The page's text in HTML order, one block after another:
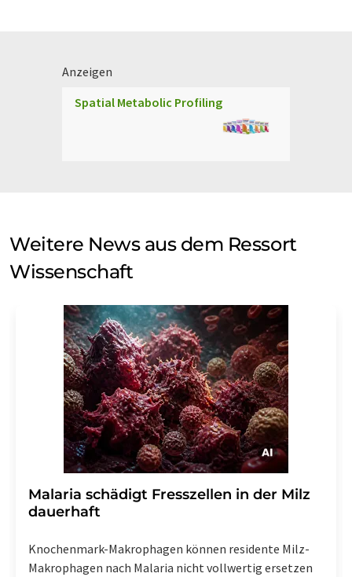
Anzeigen
Spatial Metabolic Profiling
Weitere News aus dem Ressort
Wissenschaft
Malaria schädigt Fresszellen in der Milz
dauerhaft
Knochenmark-Makrophagen können residente Milz-
Makrophagen nach Malaria nicht vollwertig ersetzen